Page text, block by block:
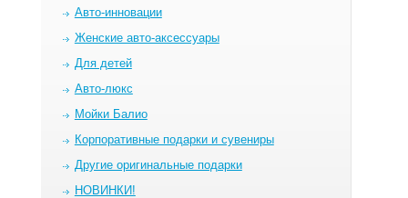
Авто-инновации
Женские авто-аксессуары
Для детей
Авто-люкс
Мойки Балио
Корпоративные подарки и сувениры
Другие оригинальные подарки
НОВИНКИ!